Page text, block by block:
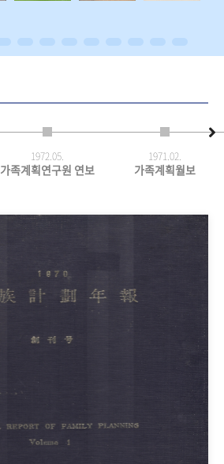
1972.05.
가족계획연구원 연보
1971.02.
가족계획월보